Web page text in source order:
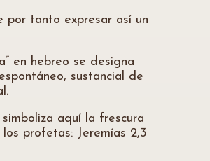
por tanto expresar así un
en hebreo se designa
sustancial de
aquí la frescura
profetas: Jeremías 2,3